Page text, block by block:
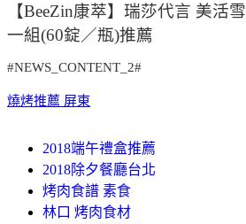
【BeeZin康萃】瑞莎代言 美活
一組(60錠／瓶)推薦
#NEWS_CONTENT_2#
燒烤推薦 屏東
2018端午禮盒推薦
2018除夕餐廳台北
烤肉食譜 素食
林口 烤肉食材